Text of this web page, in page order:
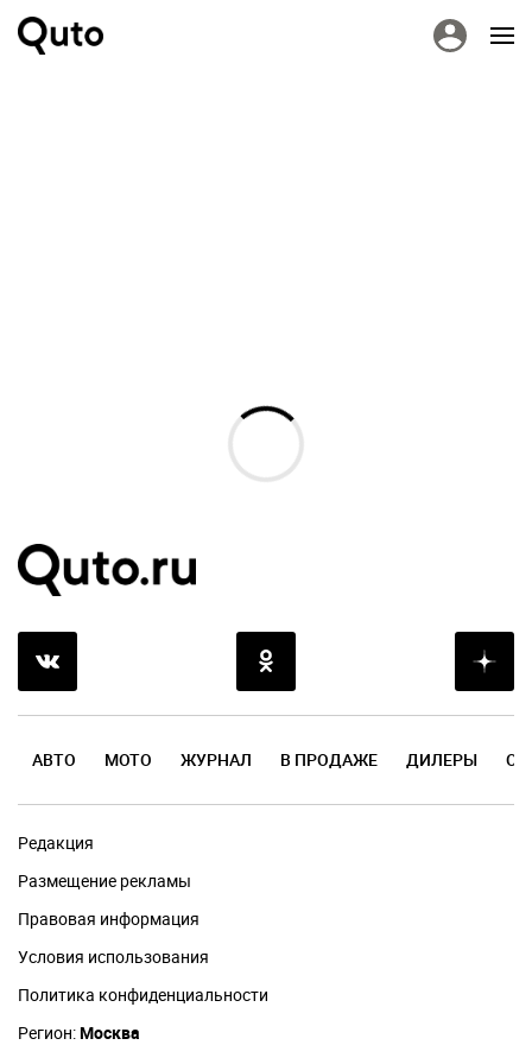
АВТО МОТО ЖУРНАЛ В ПРОДАЖЕ ДИЛЕРЫ
Редакция
Размещение рекламы
Правовая информация
Условия использования
Политика конфиденциальности
Регион:Москва